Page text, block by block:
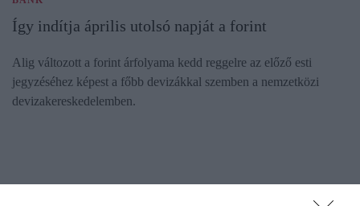
Így indítja április utolsó napját a forint
Alig változott a forint árfolyama kedd reggelre az előző esti
jegyzéséhez képest a főbb devizákkal szemben a nemzetközi
devizakereskedelemben.